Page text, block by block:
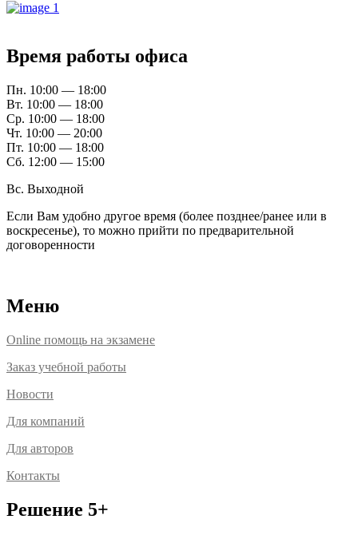
Время работы офиса
Пн. 10:00 — 18:00
Вт. 10:00 — 18:00
Ср. 10:00 — 18:00
Чт. 10:00 — 20:00
Пт. 10:00 — 18:00
Сб. 12:00 — 15:00
Вс. Выходной
Если Вам удобно другое время (более позднее/ранее или в
воскресенье), то можно прийти по предварительной
договоренности
Меню
Online помощь на экзамене
Заказ учебной работы
Новости
Для компаний
Для авторов
Контакты
Решение 5+